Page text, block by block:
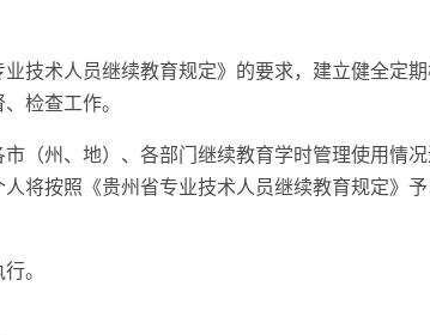
技术人员继续教育规定》的要求，建立健全定
检查工作。
（州、地）、各部门继续教育学时管理使用情
将按照《贵州省专业技术人员继续教育规定》
。